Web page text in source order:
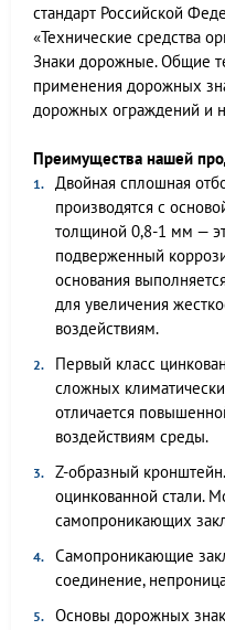
стандарт Российской
«Технические средства
Знаки дорожные. Общие
применения дорожных
дорожных ограждений и
Преимущества нашей
Двойная сплошная
производятся с
толщиной 0,8-1 мм —
подверженный
основания
для увеличения
воздействиям.
Первый класс
сложных
отличается
воздействиям среды.
Z-образный
оцинкованной стали.
самопроникающих
Самопроникающие
соединение,
Основы дорожных